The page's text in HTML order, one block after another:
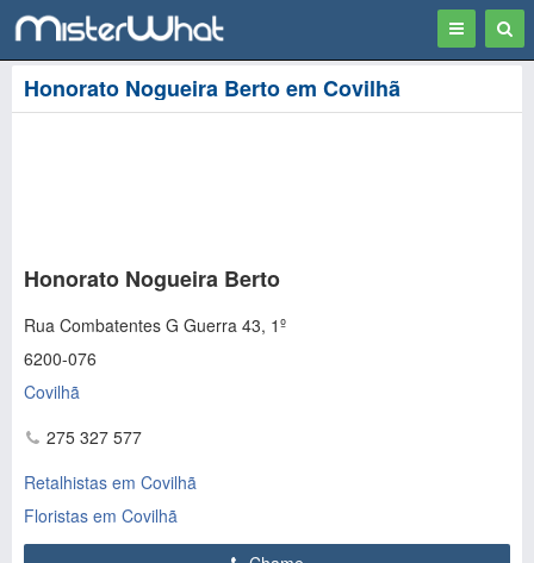
Toggle
navigation
Honorato Nogueira Berto em Covilhã
Honorato Nogueira Berto
Rua Combatentes G Guerra 43, 1º
6200-076
Covilhã
275 327 577
Retalhistas em Covilhã
Floristas em Covilhã